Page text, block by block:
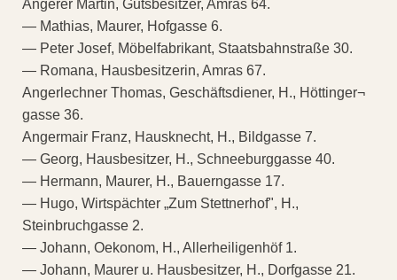
Angerer Martin, Gutsbesitzer, Amras 64.
— Mathias, Maurer, Hofgasse 6.
— Peter Josef, Möbelfabrikant, Staatsbahnstraße 30.
— Romana, Hausbesitzerin, Amras 67.
Angerlechner Thomas, Geschäftsdiener, H., Höttinger¬
gasse 36.
Angermair Franz, Hausknecht, H., Bildgasse 7.
— Georg, Hausbesitzer, H., Schneeburggasse 40.
— Hermann, Maurer, H., Bauerngasse 17.
— Hugo, Wirtspächter „Zum Stettnerhof", H.,
Steinbruchgasse 2.
— Johann, Oekonom, H., Allerheiligenhöf 1.
— Johann, Maurer u. Hausbesitzer, H., Dorfgasse 21.